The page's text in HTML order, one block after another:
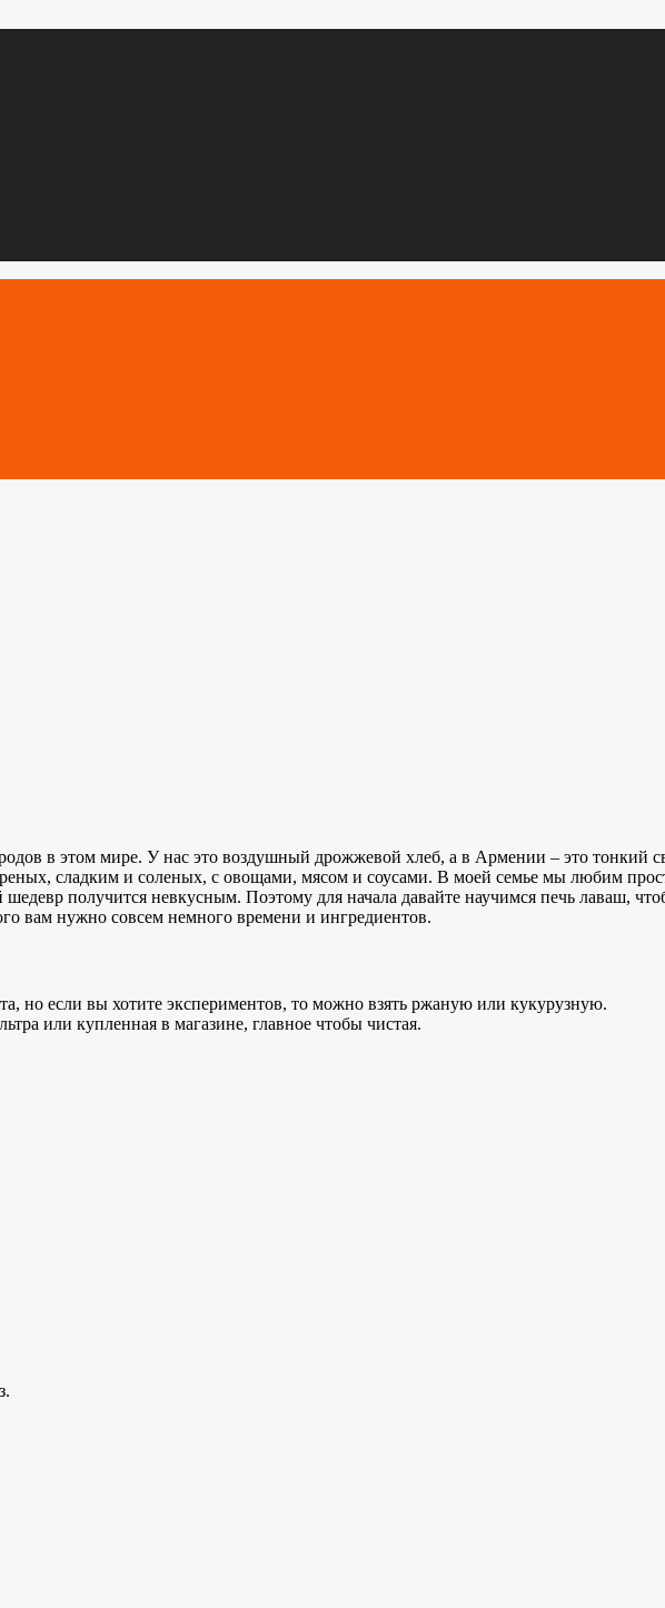
в этом мире. У нас это воздушный дрожжевой хлеб, а в Армении – это тонкий
сладким и соленых, с овощами, мясом и соусами. В моей семье мы любим
получится невкусным. Поэтому для начала давайте научимся печь лаваш,
вам нужно совсем немного времени и ингредиентов.
но если вы хотите экспериментов, то можно взять ржаную или кукурузную.
или купленная в магазине, главное чтобы чистая.